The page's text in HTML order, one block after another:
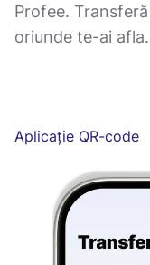
Profee.
oriunde te-ai afla.
Aplicație QR-code